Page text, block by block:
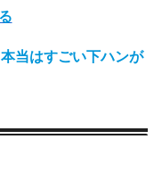
当はすごい下ハンが